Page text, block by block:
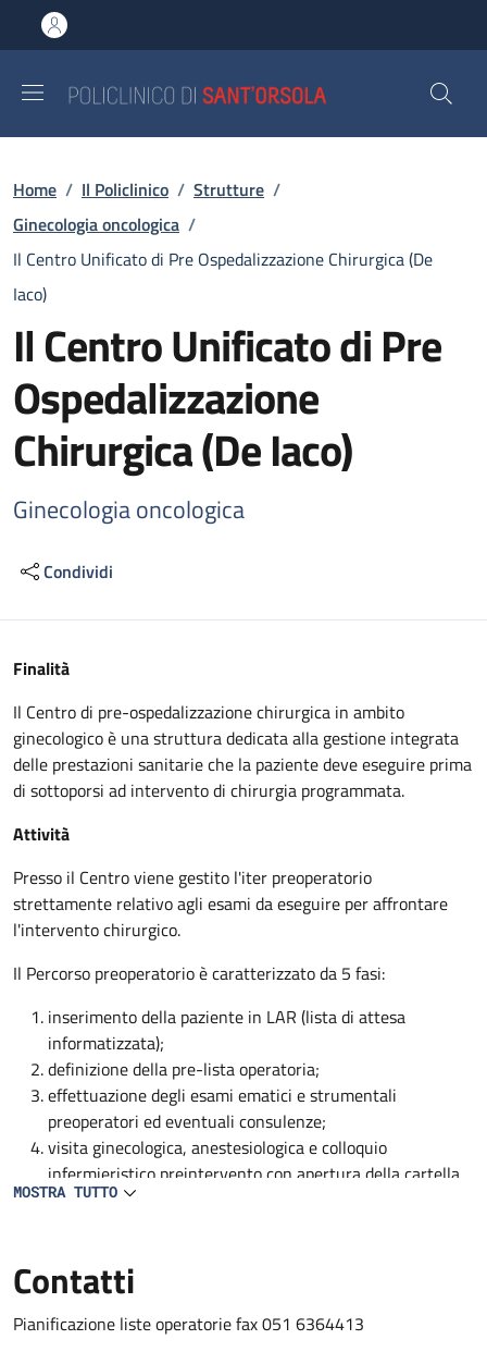
al contenuto principale
to footer content
Briciole di pane
Home / Il Policlinico / Strutture /
Ginecologia oncologica /
Il Centro Unificato di Pre Ospedalizzazione Chirurgica (De
Iaco)
Il Centro Unificato di Pre
Ospedalizzazione
Chirurgica (De Iaco)
Ginecologia oncologica
Condividi
Descrizione
Finalità
Il Centro di pre-ospedalizzazione chirurgica in ambito
ginecologico è una struttura dedicata alla gestione integrata
delle prestazioni sanitarie che la paziente deve eseguire prima
di sottoporsi ad intervento di chirurgia programmata.
Attività
Presso il Centro viene gestito l'iter preoperatorio
strettamente relativo agli esami da eseguire per affrontare
l'intervento chirurgico.
Il Percorso preoperatorio è caratterizzato da 5 fasi:
inserimento della paziente in LAR (lista di attesa
informatizzata);
definizione della pre-lista operatoria;
effettuazione degli esami ematici e strumentali
preoperatori ed eventuali consulenze;
visita ginecologica, anestesiologica e colloquio
infermieristico preintervento con apertura della cartella
clinica e infermieristica;
MOSTRA TUTTO
Contatti
Pianificazione liste operatorie fax 051 6364413